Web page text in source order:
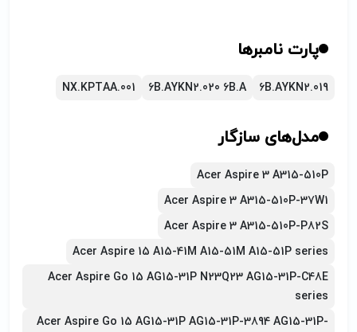
پارت نامبرها
6B.AYKN2.019
6B.AYKN2.020 6B.A
NX.KPTAA.001
مدل‌های سازگار
Acer Aspire 3 A315-510P
Acer Aspire 3 A315-510P-37W1
Acer Aspire 3 A315-510P-P82S
Acer Aspire 15 A15-41M A15-51M A15-51P series
Acer Aspire Go 15 AG15-31P N23Q23 AG15-31P-C48E
series
Acer Aspire Go 15 AG15-31P AG15-31P-3894 AG15-31P-